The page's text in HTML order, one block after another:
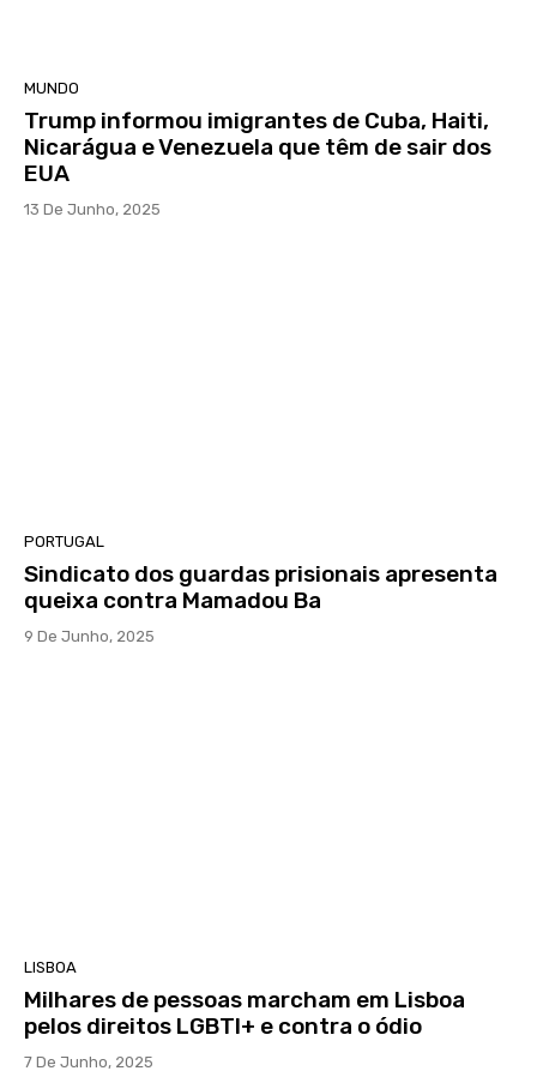
MUNDO
Trump informou imigrantes de Cuba, Haiti,
Nicarágua e Venezuela que têm de sair dos
EUA
13 De Junho, 2025
PORTUGAL
Sindicato dos guardas prisionais apresenta
queixa contra Mamadou Ba
9 De Junho, 2025
LISBOA
Milhares de pessoas marcham em Lisboa
pelos direitos LGBTI+ e contra o ódio
7 De Junho, 2025